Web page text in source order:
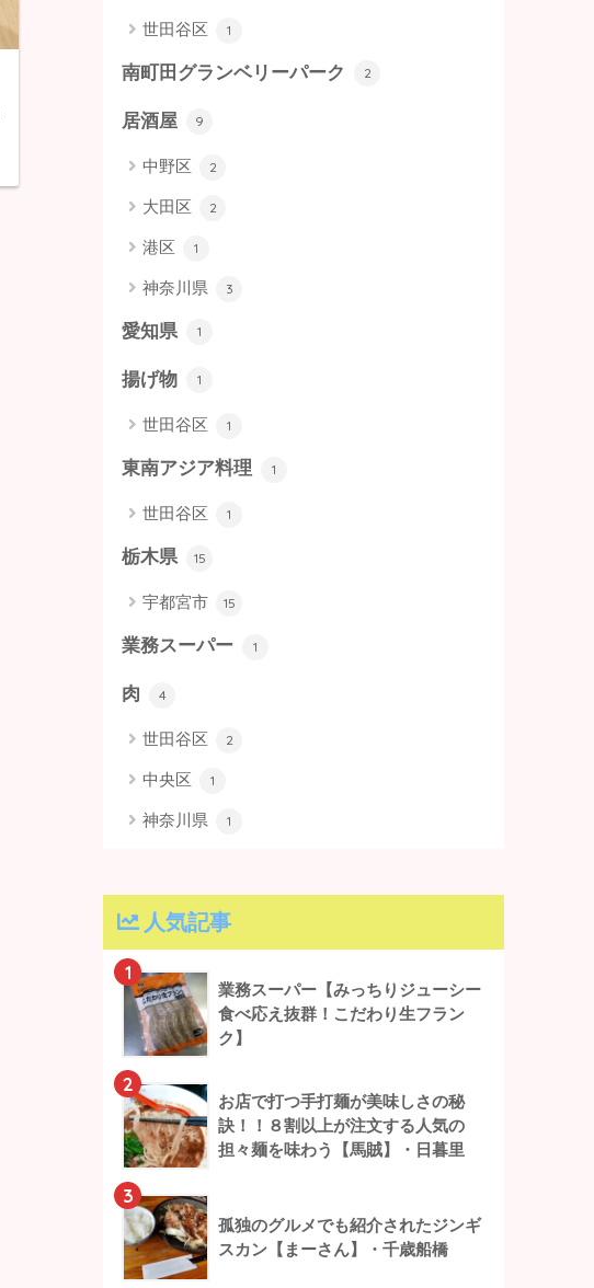
世田谷区 1
南町田グランベリーパーク 2
居酒屋 9
中野区 2
大田区 2
港区 1
神奈川県 3
愛知県 1
揚げ物 1
世田谷区 1
東南アジア料理 1
世田谷区 1
栃木県 15
宇都宮市 15
業務スーパー 1
肉 4
世田谷区 2
中央区 1
神奈川県 1
人気記事
1
業務スーパー【みっちりジューシー
食べ応え抜群！こだわり生フラン
ク】
2
お店で打つ手打麺が美味しさの秘
訣！！８割以上が注文する人気の
担々麺を味わう【馬賊】・日暮里
3
孤独のグルメでも紹介されたジンギ
スカン【まーさん】・千歳船橋